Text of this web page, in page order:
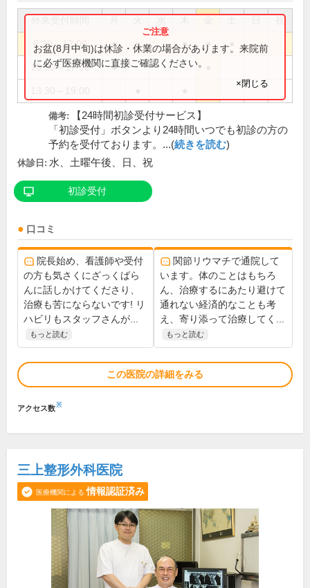
祝
8:30～12:00 ● ● ● ●
13:30～17:00 ●
お盆(8月中旬)は休診・休業の場合があります。来院前
に必ず医療機関に直接ご確認ください。
×閉じる
備考:
【24時間初診受付サービス】
「初診受付」ボタンより24時間いつでも初診の方の
予約を受付ております。...(続きを読む)
休診日: 水、土曜午後、日、祝
初診受付
口コミ
院長始め、看護師や受付
の方も気さくにざっくばら
んに話しかけてくださり、
治療も苦にならないです! リ
ハビリもスタッフさんが...
もっと読む
関節リウマチで通院して
います。体のことはもちろ
ん、治療するにあたり避けて
通れない経済的なことも考
え、寄り添って治療してく...
もっと読む
この医院の詳細をみる
アクセス数※
三上整形外科医院
医療機関による 情報認証済み